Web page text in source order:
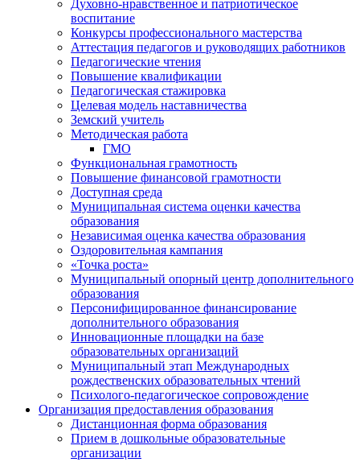
Духовно-нравственное и патриотическое
воспитание
Конкурсы профессионального мастерства
Аттестация педагогов и руководящих работников
Педагогические чтения
Повышение квалификации
Педагогическая стажировка
Целевая модель наставничества
Земский учитель
Методическая работа
ГМО
Функциональная грамотность
Повышение финансовой грамотности
Доступная среда
Муниципальная система оценки качества
образования
Независимая оценка качества образования
Оздоровительная кампания
«Точка роста»
Муниципальный опорный центр дополнительного
образования
Персонифицированное финансирование
дополнительного образования
Инновационные площадки на базе
образовательных организаций
Муниципальный этап Международных
рождественских образовательных чтений
Психолого-педагогическое сопровождение
Организация предоставления образования
Дистанционная форма образования
Прием в дошкольные образовательные
организации